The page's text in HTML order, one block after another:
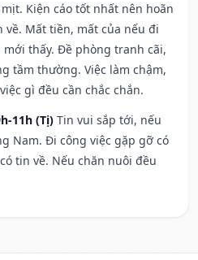
Kiện cáo tốt nhất nên hoãn
về. Mất tiền, mất của nếu đi
thấy. Đề phòng tranh cãi,
tầm thường. Việc làm chậm,
gì đều cần chắc chắn.
11h (Tị) Tin vui sắp tới, nếu
Nam. Đi công việc gặp gỡ có
tin về. Nếu chăn nuôi đều